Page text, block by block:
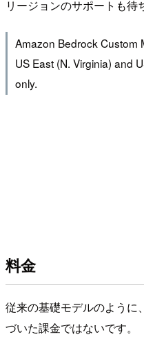
リージョンのサポートも待
Amazon Bedrock Custom
US East (N. Virginia) and
only.
料金
従来の基礎モデルのように
づいた課金ではないです。